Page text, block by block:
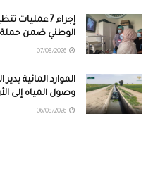
إجراء 7
الوطني ضمن حملة
الموارد المائية
وصول المياه إلى